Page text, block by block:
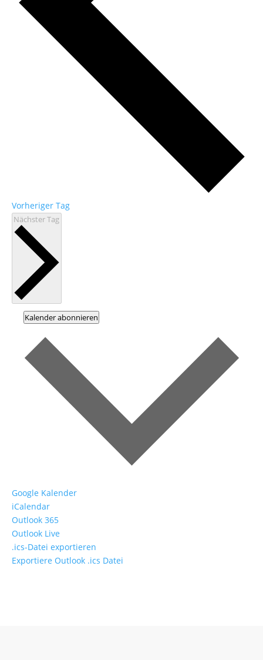
Vorheriger Tag
Nächster Tag
Kalender abonnieren
Google Kalender
iCalendar
Outlook 365
Outlook Live
.ics-Datei exportieren
Exportiere Outlook .ics Datei